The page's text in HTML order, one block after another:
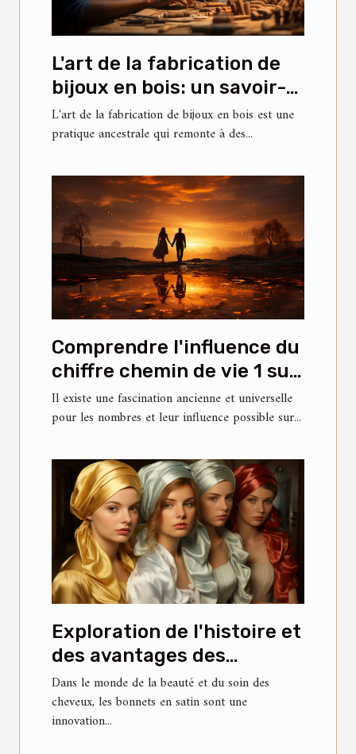
L'art de la fabrication de
bijoux en bois: un savoir-
faire ancestral
L'art de la fabrication de bijoux en bois est une
pratique ancestrale qui remonte à des...
Comprendre l'influence du
chiffre chemin de vie 1 sur
la personnalité et les
relations
Il existe une fascination ancienne et universelle
pour les nombres et leur influence possible sur...
Exploration de l'histoire et
des avantages des
bonnets en satin
Dans le monde de la beauté et du soin des
cheveux, les bonnets en satin sont une
innovation...